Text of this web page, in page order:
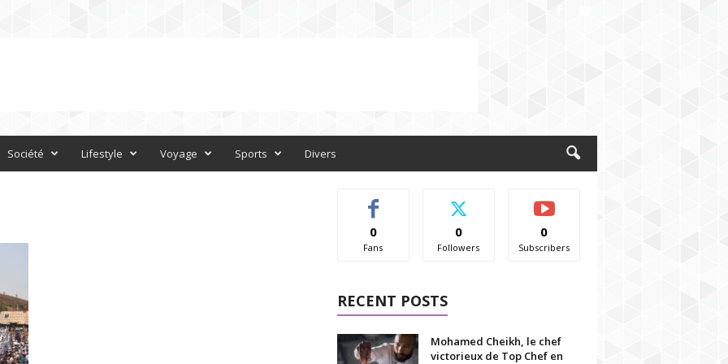
Société Lifestyle Voyage Sports Divers
0
Fans
0
Followers
0
Subscribers
RECENT POSTS
Mohamed Cheikh, le chef
victorieux de Top Chef en